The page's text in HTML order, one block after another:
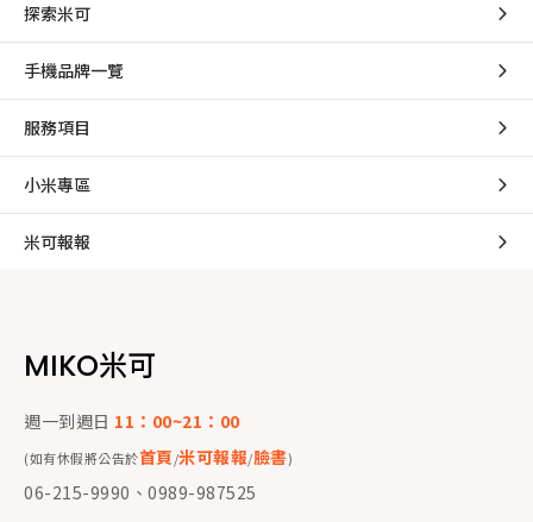
探索米可
手機品牌一覽
服務項目
小米專區
米可報報
MIKO米可
週一到週日 11：00~21：00
(如有休假將公告於首頁/米可報報/臉書)
06-215-9990、0989-987525